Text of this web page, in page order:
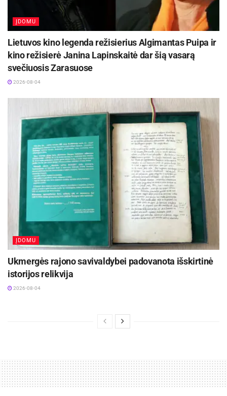
ĮDOMU
Lietuvos kino legenda režisierius Algimantas Puipa ir
kino režisierė Janina Lapinskaitė dar šią vasarą
svečiuosis Zarasuose
2026-08-04
ĮDOMU
Ukmergės rajono savivaldybei padovanota išskirtinė
istorijos relikvija
2026-08-04